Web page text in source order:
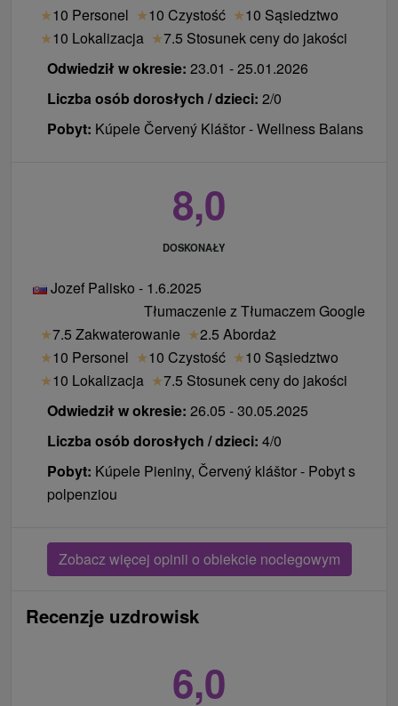
★10 Personel ★10 Czystość ★10 Sąsiedztwo
★10 Lokalizacja ★7.5 Stosunek ceny do jakości
Odwiedził w okresie: 23.01 - 25.01.2026
Liczba osób dorosłych / dzieci: 2/0
Pobyt: Kúpele Červený Kláštor - Wellness Balans
8,0
DOSKONAŁY
Jozef Palisko - 1.6.2025
Tłumaczenie z Tłumaczem Google
★7.5 Zakwaterowanie ★2.5 Abordaż
★10 Personel ★10 Czystość ★10 Sąsiedztwo
★10 Lokalizacja ★7.5 Stosunek ceny do jakości
Odwiedził w okresie: 26.05 - 30.05.2025
Liczba osób dorosłych / dzieci: 4/0
Pobyt: Kúpele Pieniny, Červený kláštor - Pobyt s
polpenziou
Zobacz więcej opinii o obiekcie noclegowym
Recenzje uzdrowisk
6,0